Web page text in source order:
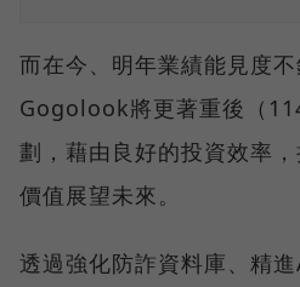
而在今、明年業績能見度不
Gogolook將更著重後（
劃，藉由良好的投資效率
價值展望未來。
透過強化防詐資料庫、精